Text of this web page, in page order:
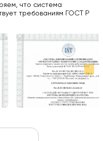
рекомендую
что система
требованиям ГОСТ Р